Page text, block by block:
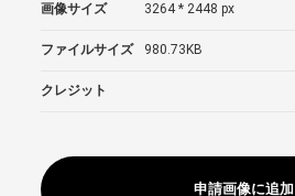
画像サイズ 3264 * 2448 px
ファイルサイズ 980.73KB
クレジット
申請画像に追加